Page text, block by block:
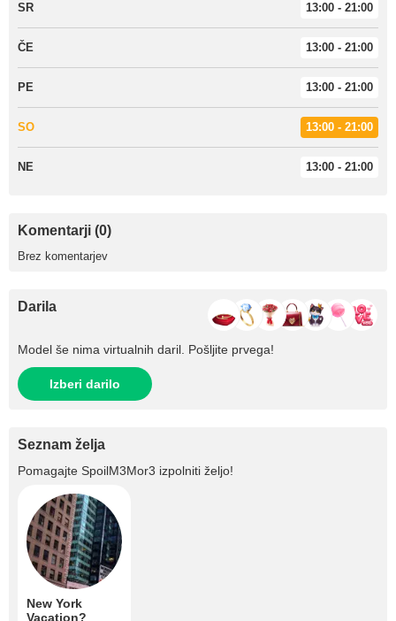
SR 13:00 - 21:00
ČE 13:00 - 21:00
PE 13:00 - 21:00
SO 13:00 - 21:00
NE 13:00 - 21:00
Komentarji (0)
Brez komentarjev
Darila
Model še nima virtualnih daril. Pošljite prvega!
Izberi darilo
Seznam želja
Pomagajte SpoilM3Mor3 izpolniti željo!
New York
Vacation?